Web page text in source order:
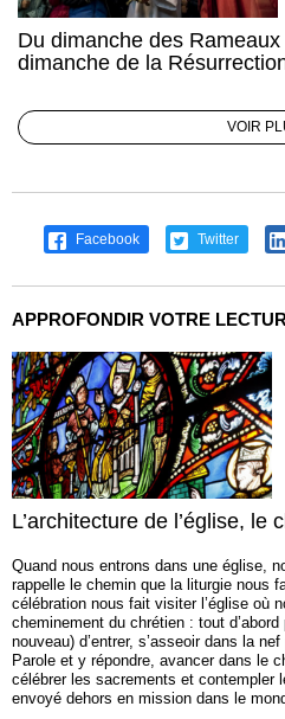
Du dimanche des
dimanche de la
VOIR
Facebook Twitter
APPROFONDIR VOTRE
L’architecture de l’église, le
Quand nous entrons dans une église,
rappelle le chemin que la liturgie nous
célébration nous fait visiter l’église où
cheminement du chrétien : tout
nouveau) d’entrer, s’asseoir dans la
Parole et y répondre, avancer dans le
célébrer les sacrements et contempler
envoyé dehors en mission dans le